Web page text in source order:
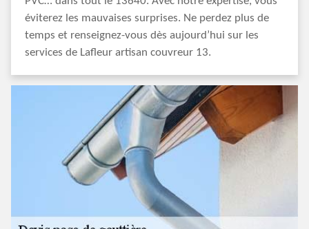
éviterez les mauvaises surprises. Ne perdez plus de
temps et renseignez-vous dès aujourd’hui sur les
services de Lafleur artisan couvreur 13.